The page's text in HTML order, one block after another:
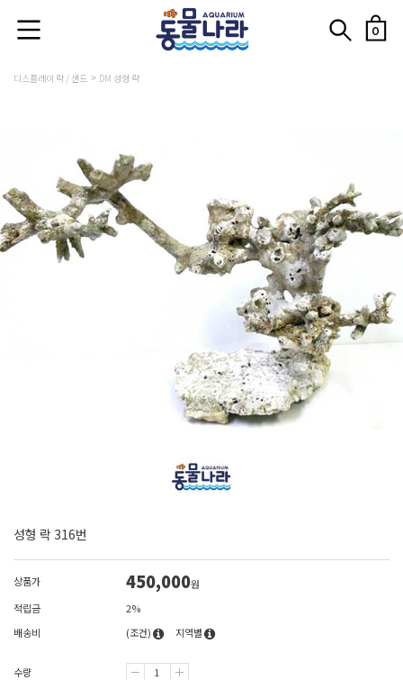
0
디스플레이 락 / 샌드 DM 성형 락
성형 락 316번
상품가 450,000원
적립금
2%
배송비
(조건) 지역별
수량